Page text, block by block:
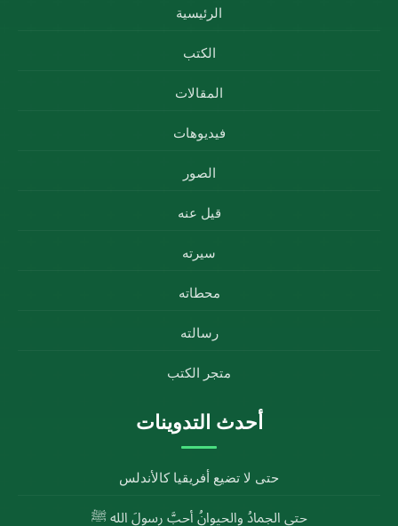
الرئيسية
الكتب
المقالات
فيديوهات
الصور
قيل عنه
سيرته
محطاته
رسالته
متجر الكتب
أحدث التدوينات
حتى لا تضيع أفريقيا كالأندلس
حتى الجمادُ والحيوانُ أحبَّ رسولَ الله ﷺ